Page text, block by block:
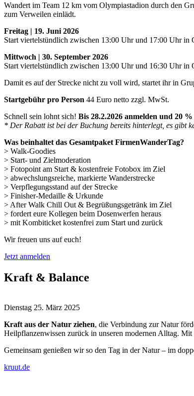
Wandert im Team 12 km vom Olympiastadion durch den
zum Verweilen einlädt.
Freitag | 19. Juni 2026
Start viertelstündlich zwischen 13:00 Uhr und 17:00 Uhr in
Mittwoch | 30. September 2026
Start viertelstündlich zwischen 13:00 Uhr und 16:30 Uhr in
Damit es auf der Strecke nicht zu voll wird, startet ihr in
Startgebühr pro Person 44 Euro netto zzgl. MwSt.
Schnell sein lohnt sich! Bis 28.2.2026 anmelden und 20
* Der Rabatt ist bei der Buchung bereits hinterlegt, es gibt
Was beinhaltet das Gesamtpaket FirmenWanderTag?
> Walk-Goodies
> Start- und Zielmoderation
> Fotopoint am Start & kostenfreie Fotobox im Ziel
> abwechslungsreiche, markierte Wanderstrecke
> Verpflegungsstand auf der Strecke
> Finisher-Medaille & Urkunde
> After Walk Chill Out & Begrüßungsgetränk im Ziel
> fordert eure Kollegen beim Dosenwerfen heraus
> mit Kombiticket kostenfrei zum Start und zurück
Wir freuen uns auf euch!
Jetzt anmelden
Kraft & Balance
Dienstag 25. März 2025
Kraft aus der Natur ziehen, die Verbindung zur Natur
Heilpflanzenwissen zurück in unseren modernen Alltag.
Gemeinsam genießen wir so den Tag in der Natur – im
kruut.de